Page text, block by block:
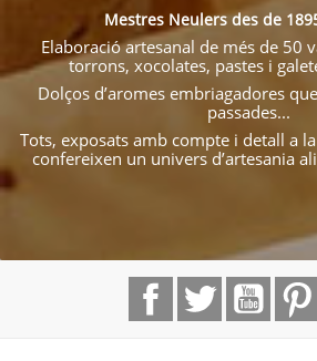
Mestres Neulers des de
Elaboració artesanal de més de 50
torrons, xocolates, pastes i
Dolços d’aromes embriagadores
passades...
Tots, exposats amb compte i detall a
confereixen un univers d’artesania
FacebookTwitter